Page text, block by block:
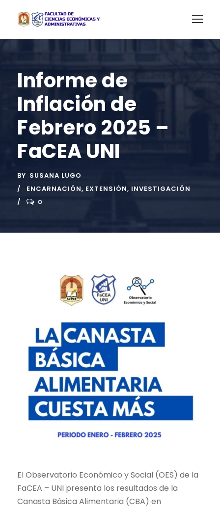
Informe de
Inflación de
Febrero 2025 –
FaCEA UNI
BY SUSANA LUGO
ENCARNACIÓN, EXTENSIÓN, INVESTIGACIÓN
0
El Observatorio Económico y Social (OES) de la
FaCEA – UNI presenta los resultados de la
Canasta Básica Alimentaria (CBA) en